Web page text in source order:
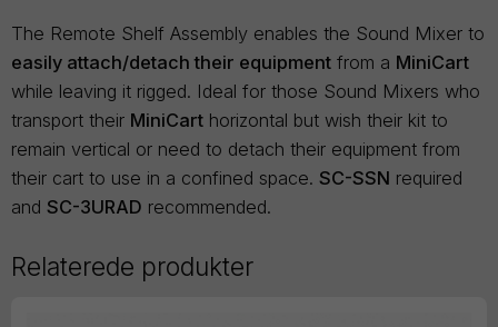
The Remote Shelf Assembly enables the Sound Mixer to
easily attach/detach their equipment from a MiniCart
while leaving it rigged. Ideal for those Sound Mixers who
transport their MiniCart horizontal but wish their kit to
remain vertical or need to detach their equipment from
their cart to use in a confined space. SC-SSN required
and SC-3URAD recommended.
Relaterede produkter